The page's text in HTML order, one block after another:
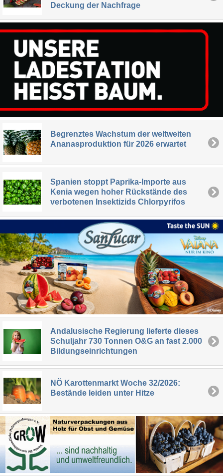
Deckung der Nachfrage
Begrenztes Wachstum der weltweiten
Ananasproduktion für 2026 erwartet
Spanien stoppt Paprika-Importe aus
Kenia wegen hoher Rückstände des
verbotenen Insektizids Chlorpyrifos
Andalusische Regierung lieferte dieses
Schuljahr 730 Tonnen O&G an fast 2.000
Bildungseinrichtungen
NÖ Karottenmarkt Woche 32/2026:
Bestände leiden unter Hitze